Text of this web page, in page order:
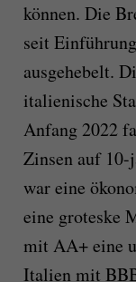
können. Die
seit
ausgehebelt.
italienische
Anfang 2022
Zinsen auf 10-
war eine
eine groteske
mit AA+ eine
Italien mit